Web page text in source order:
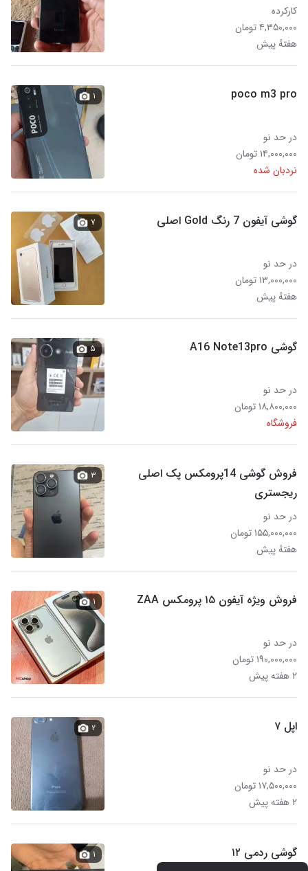
کارکرده
۴,۳۵۰,۰۰۰ تومان
هفتهٔ پیش
poco m3 pro
در حد نو
۱۴,۰۰۰,۰۰۰ تومان
نردبان شده
۱
گوشی آیفون 7 رنگ Gold اصلی
در حد نو
۱۳,۰۰۰,۰۰۰ تومان
هفتهٔ پیش
۷
گوشی A16 Note13pro
در حد نو
۱۸,۸۰۰,۰۰۰ تومان
فروشگاه
۵
فروش گوشی 14پرومکس پک اصلی
ریجستری
در حد نو
۱۵۵,۰۰۰,۰۰۰ تومان
هفتهٔ پیش
۳
فروش ویژه آیفون ۱۵ پرومکس ZAA
در حد نو
۱۹۰,۰۰۰,۰۰۰ تومان
۲ هفته پیش
۱
اپل ۷
در حد نو
۱۷,۵۰۰,۰۰۰ تومان
۲ هفته پیش
۲
گوشی ردمی ۱۲ ۱